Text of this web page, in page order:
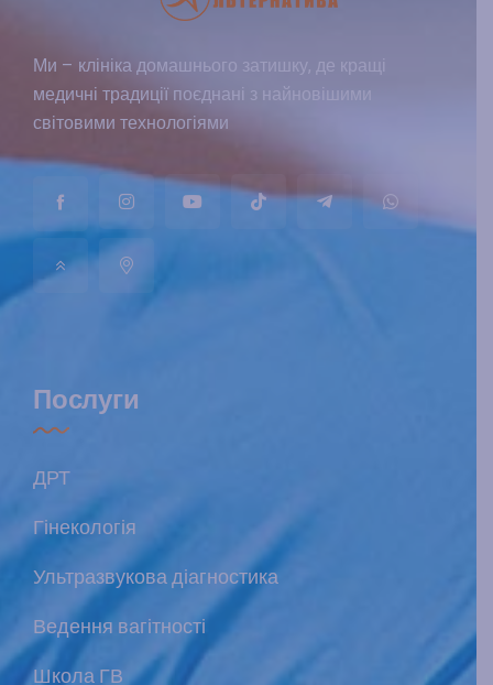
Ми – клініка домашнього затишку, де кращі
медичні традиції поєднані з найновішими
світовими технологіями
Послуги
ДРТ
Гінекологія
Ультразвукова діагностика
Ведення вагітності
Школа ГВ